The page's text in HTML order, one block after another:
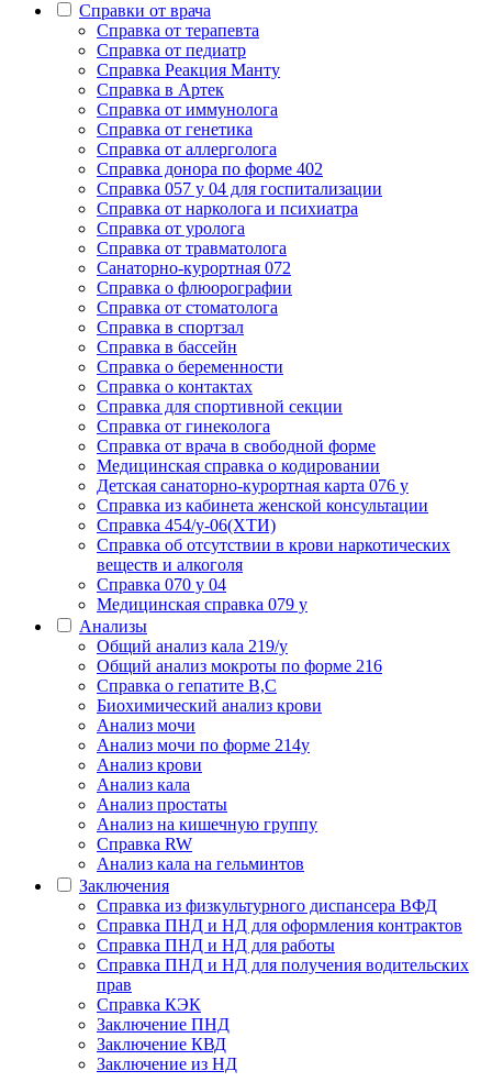
Справки от врача
Справка от терапевта
Справка от педиатр
Cправка Реакция Манту
Cправка в Артек
Cправка от иммунолога
Cправка от генетика
Cправка от аллерголога
Cправка донора по форме 402
Cправка 057 у 04 для госпитализации
Справка от нарколога и психиатра
Cправка от уролога
Справка от травматолога
Санаторно-курортная 072
Справка о флюорографии
Справка от стоматолога
Справка в спортзал
Справка в бассейн
Справка о беременности
Справка о контактах
Справка для спортивной секции
Справка от гинеколога
Справка от врача в свободной форме
Медицинская справка о кодировании
Детская санаторно-курортная карта 076 у
Справка из кабинета женской консультации
Справка 454/у-06(ХТИ)
Справка об отсутствии в крови наркотических
веществ и алкоголя
Справка 070 у 04
Медицинская справка 079 у
Анализы
Общий анализ кала 219/у
Общий анализ мокроты по форме 216
Справка о гепатите B,C
Биохимический анализ крови
Анализ мочи
Анализ мочи по форме 214у
Анализ крови
Анализ кала
Анализ простаты
Анализ на кишечную группу
Справка RW
Анализ кала на гельминтов
Заключения
Cправка из физкультурного диспансера ВФД
Справка ПНД и НД для оформления контрактов
Справка ПНД и НД для работы
Справка ПНД и НД для получения водительских
прав
Справка КЭК
Заключение ПНД
Заключение КВД
Заключение из НД